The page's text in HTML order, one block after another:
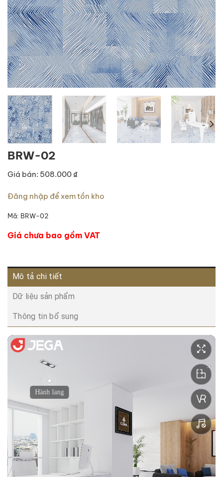
BRW-02
Giá bán: 508.000 ₫
Đăng nhập để xem tồn kho
Mã: BRW-02
Giá chưa bao gồm VAT
Mô tả chi tiết
Dữ liệu sản phẩm
Thông tin bổ sung